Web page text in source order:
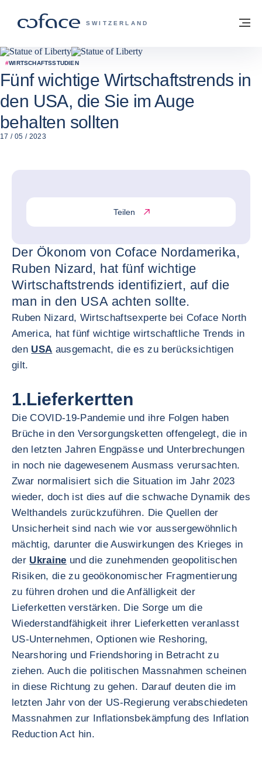
COFACE FOR TRADE - WEBSEITE DER
SWITZERLAND
Zurück zur Startseite
#WIRTSCHAFTSSTUDIEN
Fünf wichtige Wirtschaftstrends in
den USA, die Sie im Auge
behalten sollten
17 / 05 / 2023
Teilen
Der Ökonom von Coface Nordamerika,
Ruben Nizard, hat fünf wichtige
Wirtschaftstrends identifiziert, auf die
man in den USA achten sollte.
Ruben Nizard, Wirtschaftsexperte bei Coface North
America, hat fünf wichtige wirtschaftliche Trends in
den USA ausgemacht, die es zu berücksichtigen
gilt.
1.Lieferkertten
Die COVID-19-Pandemie und ihre Folgen haben
Brüche in den Versorgungsketten offengelegt, die in
den letzten Jahren Engpässe und Unterbrechungen
in noch nie dagewesenem Ausmass verursachten.
Zwar normalisiert sich die Situation im Jahr 2023
wieder, doch ist dies auf die schwache Dynamik des
Welthandels zurückzuführen. Die Quellen der
Unsicherheit sind nach wie vor aussergewöhnlich
mächtig, darunter die Auswirkungen des Krieges in
der Ukraine und die zunehmenden geopolitischen
Risiken, die zu geoökonomischer Fragmentierung
zu führen drohen und die Anfälligkeit der
Lieferketten verstärken. Die Sorge um die
Wiederstandfähigkeit ihrer Lieferketten veranlasst
US-Unternehmen, Optionen wie Reshoring,
Nearshoring und Friendshoring in Betracht zu
ziehen. Auch die politischen Massnahmen scheinen
in diese Richtung zu gehen. Darauf deuten die im
letzten Jahr von der US-Regierung verabschiedeten
Massnahmen zur Inflationsbekämpfung des Inflation
Reduction Act hin.